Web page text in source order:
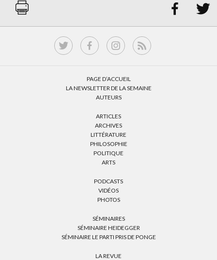
 
PAGE D’ACCUEIL
LA NEWSLETTER DE LA SEMAINE
AUTEURS
ARTICLES
ARCHIVES
LITTÉRATURE
PHILOSOPHIE
POLITIQUE
ARTS
PODCASTS
VIDÉOS
PHOTOS
SÉMINAIRES
SÉMINAIRE HEIDEGGER
SÉMINAIRE LE PARTI PRIS DE PONGE
LA REVUE